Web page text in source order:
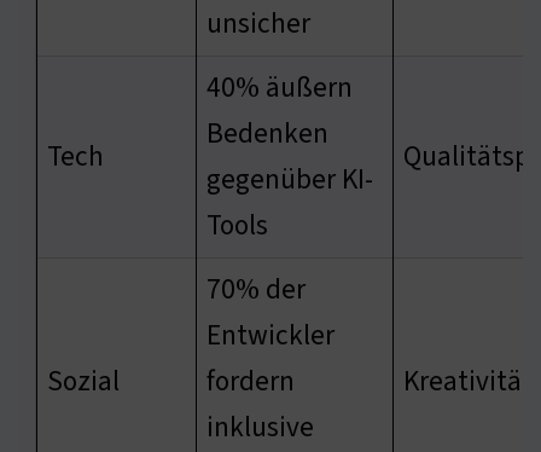
unsicher
Tech
40% äußern
Bedenken
gegenüber KI-
Tools
Sozial
70% der
Entwickler
fordern
inklusive